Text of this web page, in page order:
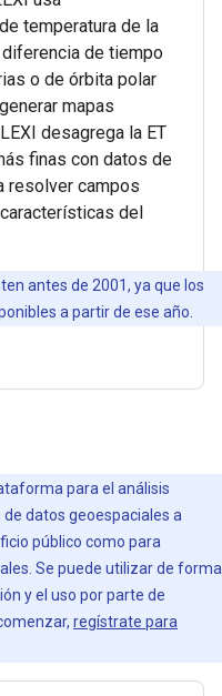
temperatura de la
de tiempo
o de órbita polar
mapas
desagrega la ET
finas con datos de
resolver campos
del
antes de 2001, ya que los
a partir de ese año.
para el análisis
datos geoespaciales a
público como para
Se puede utilizar de forma
y el uso por parte de
regístrate para